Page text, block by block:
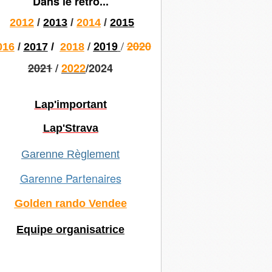
2012 / 2013 / 2014 / 2015
/ 2017/ 2018 / 2019 /2020
2021/2022/2024
Lap'important
Lap'Strava
Garenne Règlement
Garenne Partenaires
Golden rando Vendee
Equipe organisatrice